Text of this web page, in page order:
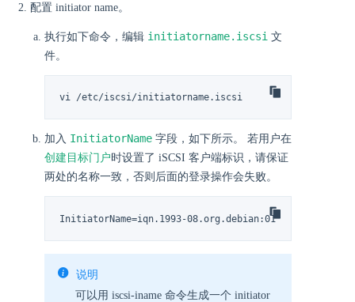
配置 initiator name。
执行如下命令，编辑 initiatorname.iscsi 文
件。
vi /etc/iscsi/initiatorname.iscsi
加入 InitiatorName 字段，如下所示。 若用户在
创建目标门户时设置了 iSCSI 客户端标识，请保证
两处的名称一致，否则后面的登录操作会失败。
InitiatorName=iqn.1993-08.org.debian:01:967eaffe29d7
说明
可以用 iscsi-iname 命令生成一个 initiator